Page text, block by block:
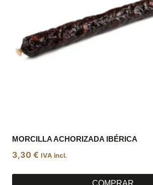
MORCILLA ACHORIZADA IBÉRICA
3,30 € IVA incl.